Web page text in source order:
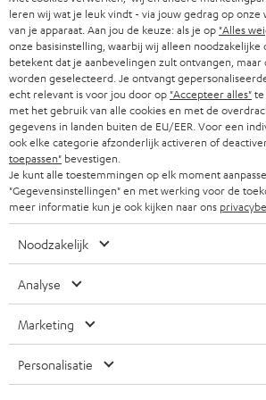
w
s
l
e
t
t
e
r
SMART HOME
BLUETOOTH
CASQUES AUDIO
CASQUES BLUETOOTH AUDIO
SYSTEMES COMPLETS
HAUT PARLEURS
ULTIMA
ÉCOUTEURS INTRA-AURICULAIRES
FANSHOP
NOUVEAUTÉS
B2B
BLOG
NEWSLETTER
MAGASINS
AVANTAGES D’ACHAT
VALEURS
SUISSE
PAYS-BAS
BELGIQUE
FRANCE
POLOGNE
ITALIE
Sous réserve de modifications techniques, de fautes
erreurs. Les accessoires figurant sur l’image ne font
livraison. D’éventuels frais d’élimination des
leren wij wat je leuk vindt - via jouw gedrag op onze
van je apparaat. Aan jou de keuze: als je op "Alles
onze basisinstelling, waarbij wij alleen noodzakelijke
betekent dat je aanbevelingen zult ontvangen, maar
worden geselecteerd. Je ontvangt
echt relevant is voor jou door op "Accepteer alles"te
met het gebruik van alle cookies en met de
gegevens in landen buiten de EU/EER. Voor een
ook elke categorie afzonderlijk activeren of
toepassen" bevestigen.
Je kunt alle toestemmingen op elk moment
"Gegevensinstellingen" en met werking voor de
meer informatie kun je ook kijken naar ons
Noodzakelijk
Analyse
Marketing
Personalisatie